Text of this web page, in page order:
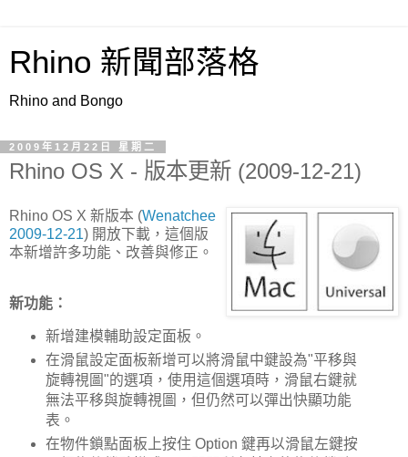
Rhino 新聞部落格
Rhino and Bongo
2009年12月22日 星期二
Rhino OS X - 版本更新 (2009-12-21)
Rhino OS X 新版本 (Wenatchee
2009-12-21) 開放下載，這個版
本新增許多功能、改善與修正。
新功能：
新增建模輔助設定面板。
在滑鼠設定面板新增可以將滑鼠中鍵設為"平移與
旋轉視圖"的選項，使用這個選項時，滑鼠右鍵就
無法平移與旋轉視圖，但仍然可以彈出快顯功能
表。
在物件鎖點面板上按住 Option 鍵再以滑鼠左鍵按